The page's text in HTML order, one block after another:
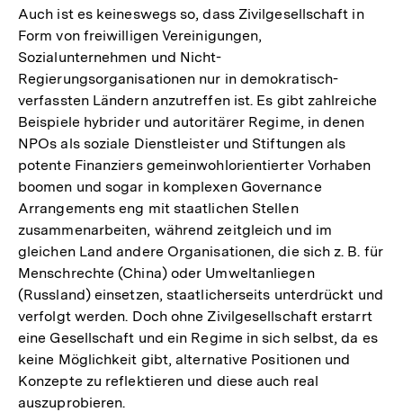
Auch ist es keineswegs so, dass Zivilgesellschaft in
Form von freiwilligen Vereinigungen,
Sozialunternehmen und Nicht-
Regierungsorganisationen nur in demokratisch-
verfassten Ländern anzutreffen ist. Es gibt zahlreiche
Beispiele hybrider und autoritärer Regime, in denen
NPOs als soziale Dienstleister und Stiftungen als
potente Finanziers gemeinwohlorientierter Vorhaben
boomen und sogar in komplexen Governance
Arrangements eng mit staatlichen Stellen
zusammenarbeiten, während zeitgleich und im
gleichen Land andere Organisationen, die sich z. B. für
Menschrechte (China) oder Umweltanliegen
(Russland) einsetzen, staatlicherseits unterdrückt und
verfolgt werden. Doch ohne Zivilgesellschaft erstarrt
eine Gesellschaft und ein Regime in sich selbst, da es
keine Möglichkeit gibt, alternative Positionen und
Konzepte zu reflektieren und diese auch real
auszuprobieren.